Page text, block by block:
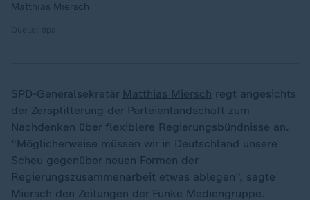
Matthias Miersch
SPD-Generalsekretär Matthias Miersch regt angesichts
der Zersplitterung der Parteienlandschaft zum
Nachdenken über flexiblere Regierungsbündnisse an.
"Möglicherweise müssen wir in Deutschland unsere
Scheu gegenüber neuen Formen der
Regierungszusammenarbeit etwas ablegen", sagte
Miersch den Zeitungen der Funke Mediengruppe.